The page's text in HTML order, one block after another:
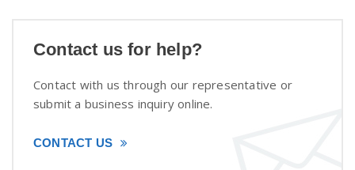
Contact us for help?
Contact with us through our representative or
submit a business inquiry online.
CONTACT US